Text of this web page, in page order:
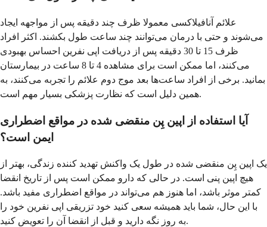
علائم آنافیلاکسی معمولا ظرف چند دقیقه پس از مواجهه ایجاد
می‌شوند و حتی با درمان می‌توانند چند ساعت طول بکشند. اکثر افراد
ظرف 15 تا 30 دقیقه پس از دریافت اپی نفرین احساس بهبودی
می‌کنند، اما ممکن است برای مشاهده 4 تا 8 ساعت در بیمارستان
بمانید. برخی از افراد ساعت‌ها بعد موج دوم علائم را تجربه می‌کنند، به
همین دلیل است که نظارت پزشکی بسیار مهم است.
آیا استفاده از اپین پِن منقضی شده در مواقع اضطراری
ایمن است؟
یک اپین پِن منقضی شده در طول یک واکنش تهدید کننده زندگی، بهتر از
هیچ اپین پنی است. در حالی که دارو ممکن است پس از تاریخ انقضا
کمتر موثر باشد، اما هنوز هم می‌تواند در مواقع اضطراری مفید باشد.
با این حال، شما باید همیشه سعی کنید خود تزریقی اپی نفرین خود را
به روز نگه دارید و قبل از انقضا آن را تعویض کنید.